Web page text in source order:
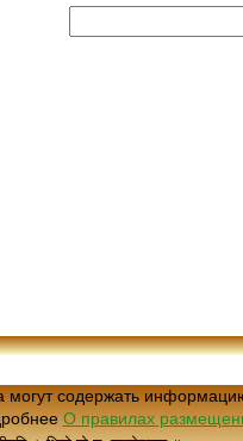
содержать
О правилах